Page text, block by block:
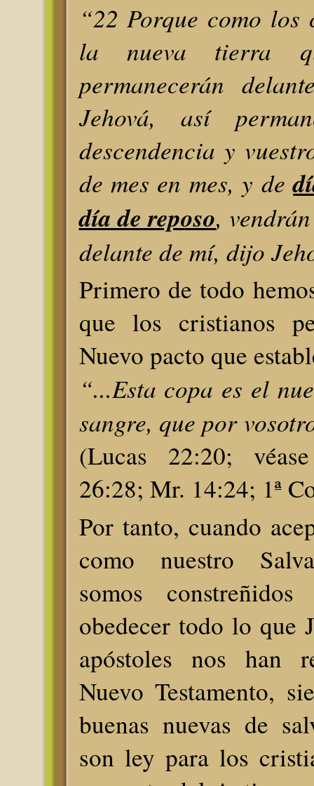
“22 Porque como los
la nueva tierra
permanecerán
Jehová, así
descendencia y
de mes en mes, y de
día de reposo,
delante de mí, dijo
Primero de todo
que los cristianos
Nuevo pacto que
“...Esta copa es el
sangre, que por
(Lucas 22:20;
26:28; Mr. 14:24; 1ª
Por tanto, cuando
como nuestro
somos
obedecer todo lo que
apóstoles nos han
Nuevo Testamento,
buenas nuevas de
son ley para los